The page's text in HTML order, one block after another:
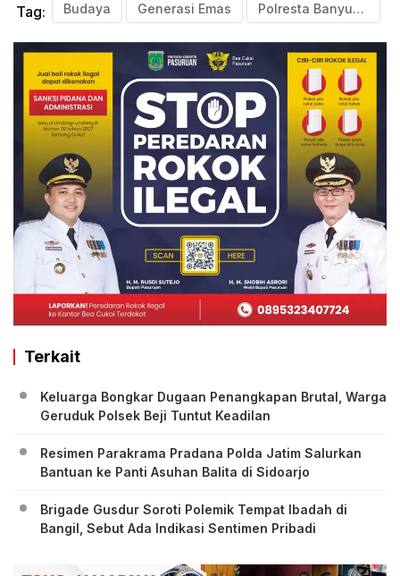
Tag: Budaya Generasi Emas Polresta Banyuwangi
Terkait
Keluarga Bongkar Dugaan Penangkapan Brutal, Warga
Geruduk Polsek Beji Tuntut Keadilan
Resimen Parakrama Pradana Polda Jatim Salurkan
Bantuan ke Panti Asuhan Balita di Sidoarjo
Brigade Gusdur Soroti Polemik Tempat Ibadah di
Bangil, Sebut Ada Indikasi Sentimen Pribadi